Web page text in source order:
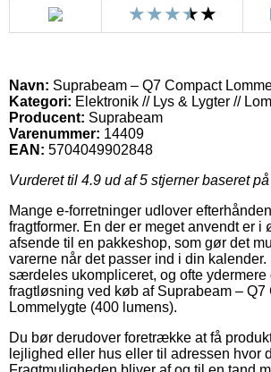
Navn: Suprabeam – Q7 Compact
Kategori: Elektronik // Lys & Lygter //
Producent: Suprabeam
Varenummer: 14409
EAN: 5704049902848
Vurderet til 4.9 ud af 5 stjerner baseret på
Mange e-forretninger udlover
fragtformer. En der er meget anvendt er i
afsende til en pakkeshop, som gør det
varerne når det passer ind i din
særdeles ukompliceret, og ofte ydermere
fragtløsning ved køb af Suprabeam – Q7
Lommelygte (400 lumens).
Du bør derudover foretrække at få
lejlighed eller hus eller til adressen hvor